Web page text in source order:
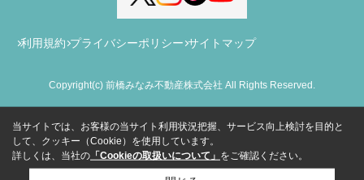
利用規約 プライバシーポリシー サイトマップ
Copyright(c) 前橋みなみ不動産株式会社 All Rights Reserved.
当サイトでは、お客様の当サイト利用状況把握、サービス向上検討を目的と
して、クッキー（Cookie）を使用しています。
詳しくは、当社の 「Cookieの取扱いについて」 をご確認ください。